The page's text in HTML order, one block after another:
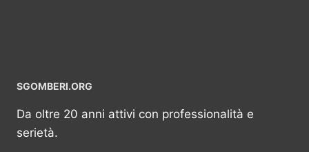
SGOMBERI.ORG
Da oltre 20 anni attivi con professionalità e
serietà.